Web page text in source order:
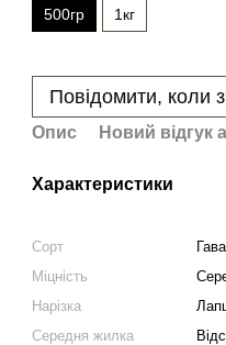
500гр 1кг
Повідомити, коли
Опис Новий відгук
Характеристики
Сорт
Міцність
Нарізка
Середня жилка